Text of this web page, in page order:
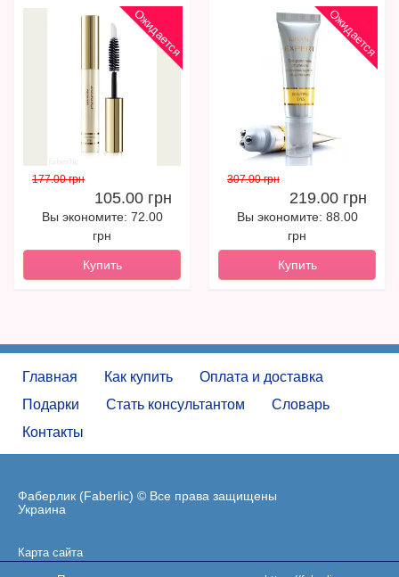
Ожидается
177.00 грн
105.00 грн
Вы экономите: 72.00
грн
Купить
Ожидается
307.00 грн
219.00 грн
Вы экономите: 88.00
грн
Купить
Главная Как купить
Оплата и доставка
Подарки
Стать консультантом
Словарь
Контакты
Фаберлик (Faberlic) © Все права защищены
Украина
Карта сайта